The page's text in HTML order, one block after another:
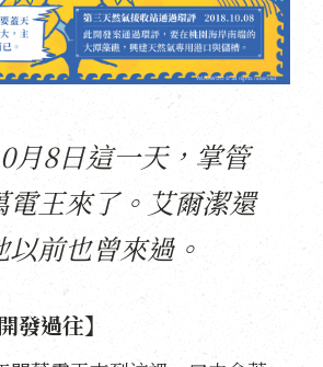
月8日這一天，掌管
電王來了。艾爾潔還
以前也曾來過。
發過往】